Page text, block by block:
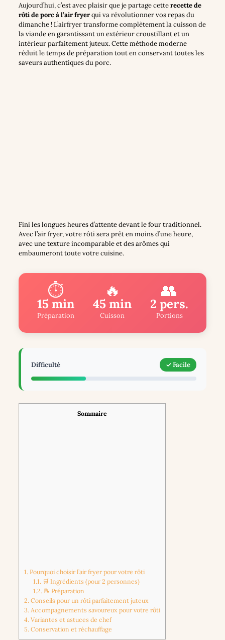
Aujourd’hui, c’est avec plaisir que je partage cetterecette de
rôti de porc à l’air fryerqui va révolutionner vos repas du
dimanche ! L’airfryer transforme complètement la cuisson de
la viande en garantissant un extérieur croustillant et un
intérieur parfaitement juteux. Cette méthode moderne
réduit le temps de préparation tout en conservant toutes les
saveurs authentiques du porc.
Fini les longues heures d’attente devant le four traditionnel.
Avec l’air fryer, votre rôti sera prêt en moins d’une heure,
avec une texture incomparable et des arômes qui
embaumeront toute votre cuisine.
⏱️
15 min
Préparation
🔥
45 min
Cuisson
👥
2 pers.
Portions
Difficulté ✓ Facile
Sommaire
1. Pourquoi choisir l’air fryer pour votre rôti
1.1. 🛒 Ingrédients (pour 2 personnes)
1.2. 📝 Préparation
2. Conseils pour un rôti parfaitement juteux
3. Accompagnements savoureux pour votre rôti
4. Variantes et astuces de chef
5. Conservation et réchauffage